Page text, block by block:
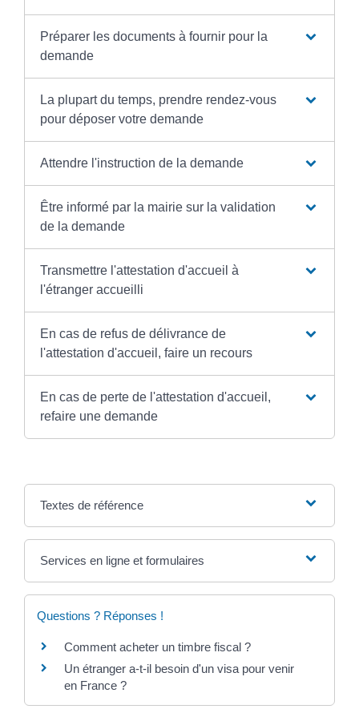
Préparer les documents à fournir pour la
demande
La plupart du temps, prendre rendez-vous
pour déposer votre demande
Attendre l'instruction de la demande
Être informé par la mairie sur la validation
de la demande
Transmettre l'attestation d'accueil à
l'étranger accueilli
En cas de refus de délivrance de
l'attestation d'accueil, faire un recours
En cas de perte de l'attestation d'accueil,
refaire une demande
Textes de référence
Services en ligne et formulaires
Questions ? Réponses !
Comment acheter un timbre fiscal ?
Un étranger a-t-il besoin d'un visa pour venir
en France ?